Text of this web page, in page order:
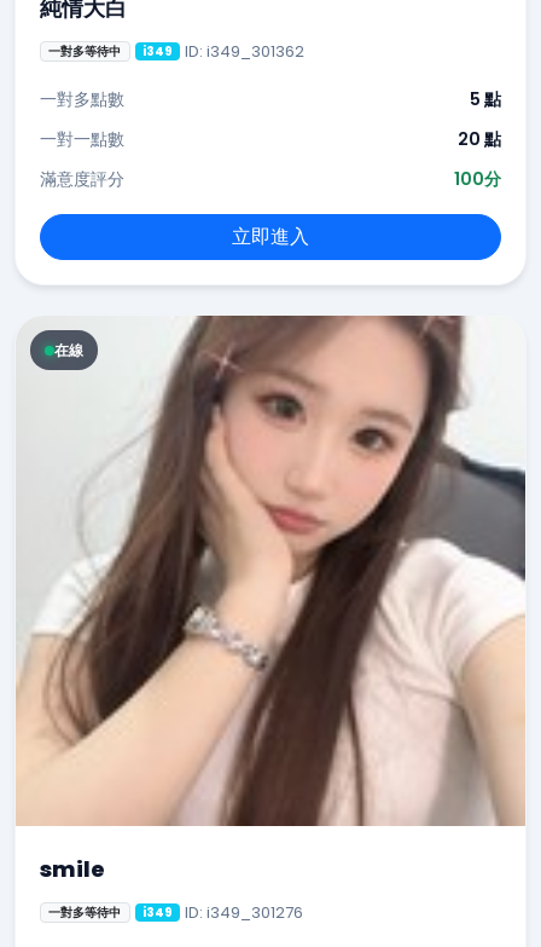
純情大白
一對多等待中 i349 ID: i349_301362
一對多點數
5 點
一對一點數
20 點
滿意度評分
100分
立即進入
在線
smile
一對多等待中 i349 ID: i349_301276